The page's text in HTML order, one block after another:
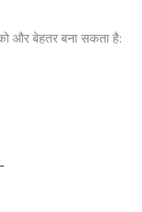
और बेहतर बना सकता है: